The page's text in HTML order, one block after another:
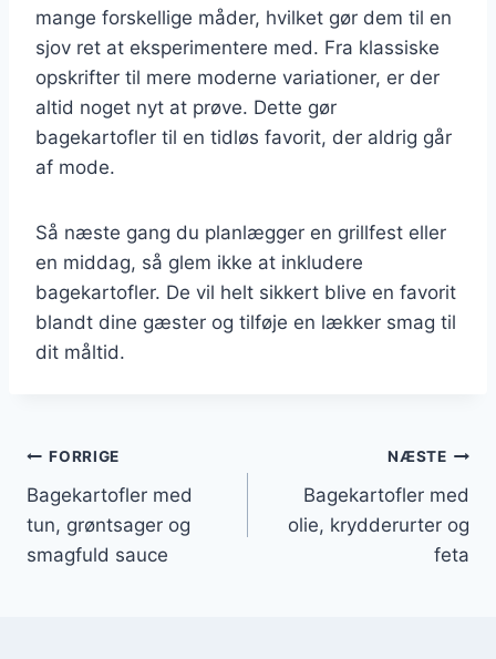
mange forskellige måder, hvilket gør dem til en
sjov ret at eksperimentere med. Fra klassiske
opskrifter til mere moderne variationer, er der
altid noget nyt at prøve. Dette gør
bagekartofler til en tidløs favorit, der aldrig går
af mode.
Så næste gang du planlægger en grillfest eller
en middag, så glem ikke at inkludere
bagekartofler. De vil helt sikkert blive en favorit
blandt dine gæster og tilføje en lækker smag til
dit måltid.
Indlægsnavigation
FORRIGE
Bagekartofler med
tun, grøntsager og
smagfuld sauce
NÆSTE
Bagekartofler med
olie, krydderurter og
feta